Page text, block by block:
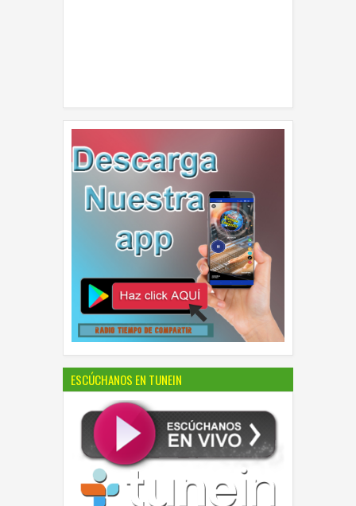
ESCÚCHANOS EN TUNEIN